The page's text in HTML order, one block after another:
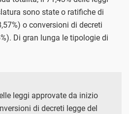
sono state o ratifiche di
o conversioni di decreti
Di gran lunga le tipologie di
leggi approvate da inizio
di decreti legge del